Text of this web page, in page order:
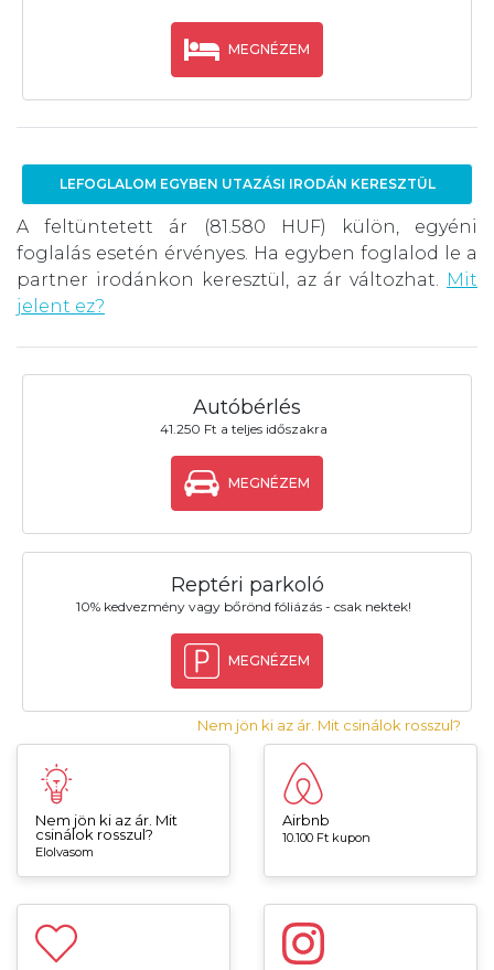
MEGNÉZEM
LEFOGLALOM EGYBEN UTAZÁSI IRODÁN KERESZTÜL
A feltüntetett ár (81.580 HUF) külön, egyéni
foglalás esetén érvényes. Ha egyben foglalod le a
partner irodánkon keresztül, az ár változhat. Mit
jelent ez?
Autóbérlés
41.250 Ft a teljes időszakra
MEGNÉZEM
Reptéri parkoló
10% kedvezmény vagy bőrönd fóliázás - csak nektek!
MEGNÉZEM
Nem jön ki az ár. Mit csinálok rosszul?
Nem jön ki az ár. Mit
csinálok rosszul?
Elolvasom
Airbnb
10.100 Ft kupon